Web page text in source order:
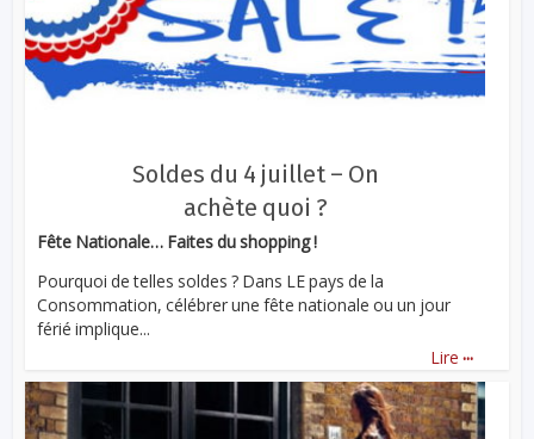
Soldes du 4 juillet – On
achète quoi ?
Fête Nationale… Faites du shopping !
Pourquoi de telles soldes ? Dans LE pays de la
Consommation, célébrer une fête nationale ou un jour
férié implique...
Lire ...